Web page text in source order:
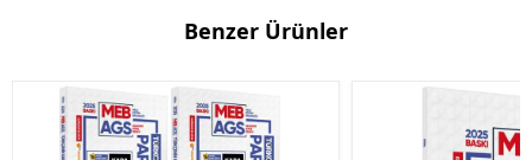
Benzer Ürünler